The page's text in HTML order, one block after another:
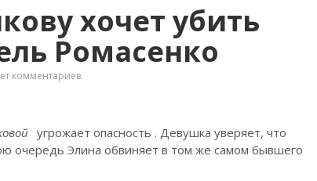
хочет убить
Ромасенко
комментариев
угрожает опасность . Девушка уверяет, что
очередь Элина обвиняет в том же самом бывшего